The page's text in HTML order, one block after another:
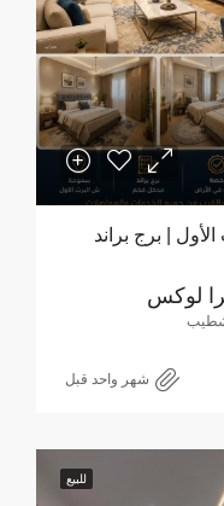
| برج براند
لوكس
‏شهر واحد قبل
للبيع